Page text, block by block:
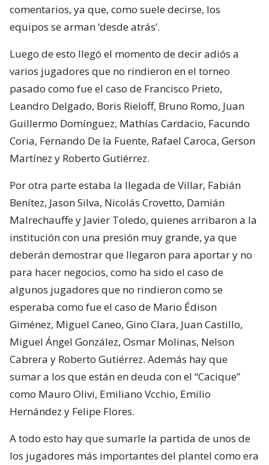
comentarios, ya que, como suele decirse, los
equipos se arman ‘desde atrás’.
Luego de esto llegó el momento de decir adiós a
varios jugadores que no rindieron en el torneo
pasado como fue el caso de Francisco Prieto,
Leandro Delgado, Boris Rieloff, Bruno Romo, Juan
Guillermo Domínguez, Mathías Cardacio, Facundo
Coria, Fernando De la Fuente, Rafael Caroca, Gerson
Martínez y Roberto Gutiérrez.
Por otra parte estaba la llegada de Villar, Fabián
Benítez, Jason Silva, Nicolás Crovetto, Damián
Malrechauffe y Javier Toledo, quienes arribaron a la
institución con una presión muy grande, ya que
deberán demostrar que llegaron para aportar y no
para hacer negocios, como ha sido el caso de
algunos jugadores que no rindieron como se
esperaba como fue el caso de Mario Édison
Giménez, Miguel Caneo, Gino Clara, Juan Castillo,
Miguel Ángel González, Osmar Molinas, Nelson
Cabrera y Roberto Gutiérrez. Además hay que
sumar a los que están en deuda con el “Cacique”
como Mauro Olivi, Emiliano Vcchio, Emilio
Hernández y Felipe Flores.
A todo esto hay que sumarle la partida de unos de
los jugadores más importantes del plantel como era